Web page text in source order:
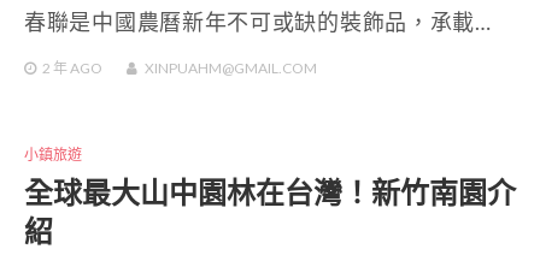
春聯是中國農曆新年不可或缺的裝飾品，承載…
2 年 AGO XINPUAHM@GMAIL.COM
小鎮旅遊
全球最大山中園林在台灣！新竹南園介
紹